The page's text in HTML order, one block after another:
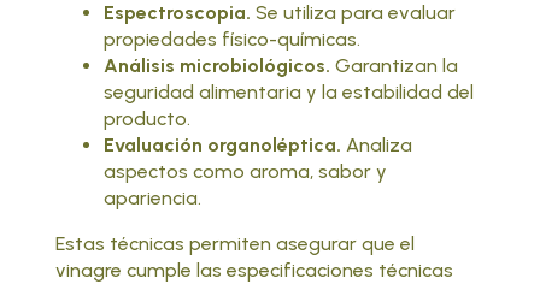
Espectroscopia.Se utiliza para evaluar
propiedades físico-químicas.
Análisis microbiológicos.Garantizan la
seguridad alimentaria y la estabilidad del
producto.
Evaluación organoléptica.Analiza
aspectos como aroma, sabor y
apariencia.
Estas técnicas permiten asegurar que el
vinagre cumple las especificaciones técnicas